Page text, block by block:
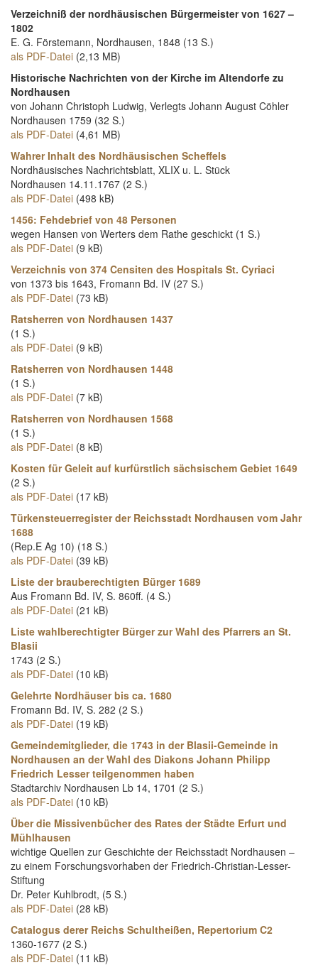
Verzeichniß der nordhäusischen Bürgermeister von 1627 –
1802
E. G. Förstemann, Nordhausen, 1848 (13 S.)
als PDF-Datei (2,13 MB)
Historische Nachrichten von der Kirche im Altendorfe zu
Nordhausen
von Johann Christoph Ludwig, Verlegts Johann August Cöhler
Nordhausen 1759 (32 S.)
als PDF-Datei (4,61 MB)
Wahrer Inhalt des Nordhäusischen Scheffels
Nordhäusisches Nachrichtsblatt, XLIX u. L. Stück
Nordhausen 14.11.1767 (2 S.)
als PDF-Datei (498 kB)
1456: Fehdebrief von 48 Personen
wegen Hansen von Werters dem Rathe geschickt (1 S.)
als PDF-Datei (9 kB)
Verzeichnis von 374 Censiten des Hospitals St. Cyriaci
von 1373 bis 1643, Fromann Bd. IV (27 S.)
als PDF-Datei (73 kB)
Ratsherren von Nordhausen 1437
(1 S.)
als PDF-Datei (9 kB)
Ratsherren von Nordhausen 1448
(1 S.)
als PDF-Datei (7 kB)
Ratsherren von Nordhausen 1568
(1 S.)
als PDF-Datei (8 kB)
Kosten für Geleit auf kurfürstlich sächsischem Gebiet 1649
(2 S.)
als PDF-Datei (17 kB)
Türkensteuerregister der Reichsstadt Nordhausen vom Jahr
1688
(Rep.E Ag 10) (18 S.)
als PDF-Datei (39 kB)
Liste der brauberechtigten Bürger 1689
Aus Fromann Bd. IV, S. 860ff. (4 S.)
als PDF-Datei (21 kB)
Liste wahlberechtigter Bürger zur Wahl des Pfarrers an St.
Blasii
1743 (2 S.)
als PDF-Datei (10 kB)
Gelehrte Nordhäuser bis ca. 1680
Fromann Bd. IV, S. 282 (2 S.)
als PDF-Datei (19 kB)
Gemeindemitglieder, die 1743 in der Blasii-Gemeinde in
Nordhausen an der Wahl des Diakons Johann Philipp
Friedrich Lesser teilgenommen haben
Stadtarchiv Nordhausen Lb 14, 1701 (2 S.)
als PDF-Datei (10 kB)
Über die Missivenbücher des Rates der Städte Erfurt und
Mühlhausen
wichtige Quellen zur Geschichte der Reichsstadt Nordhausen –
zu einem Forschungsvorhaben der Friedrich-Christian-Lesser-
Stiftung
Dr. Peter Kuhlbrodt, (5 S.)
als PDF-Datei (28 kB)
Catalogus derer Reichs Schultheißen, Repertorium C2
1360-1677 (2 S.)
als PDF-Datei (11 kB)